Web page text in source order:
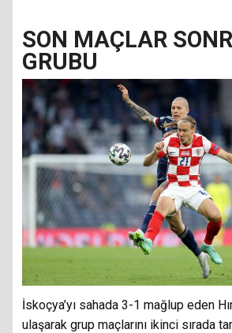
SON MAÇLAR
GRUBU
İskoçya’yı sahada 3-1 mağlup eden
ulaşarak grup maçlarını ikinci sırada